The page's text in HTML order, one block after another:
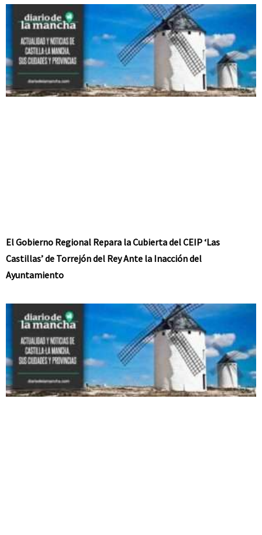
El Gobierno Regional Repara la Cubierta del CEIP ‘Las
Castillas’ de Torrejón del Rey Ante la Inacción del
Ayuntamiento